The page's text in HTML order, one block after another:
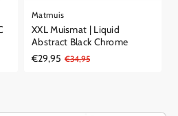
Matmuis
XXL Muismat | Liquid
Abstract Black Chrome
Aanbiedingsprijs
€29,95
Reguliere€34,95